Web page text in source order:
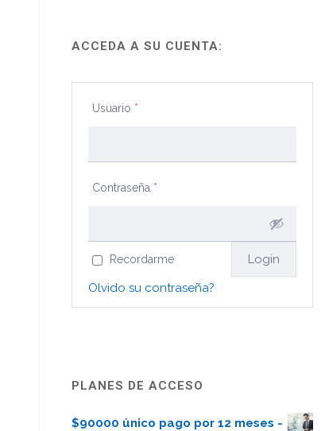
ACCEDA A SU CUENTA:
Usuario *
Contraseña *
Recordarme
Olvido su contraseña?
PLANES DE ACCESO
$90000 único pago por 12 meses -